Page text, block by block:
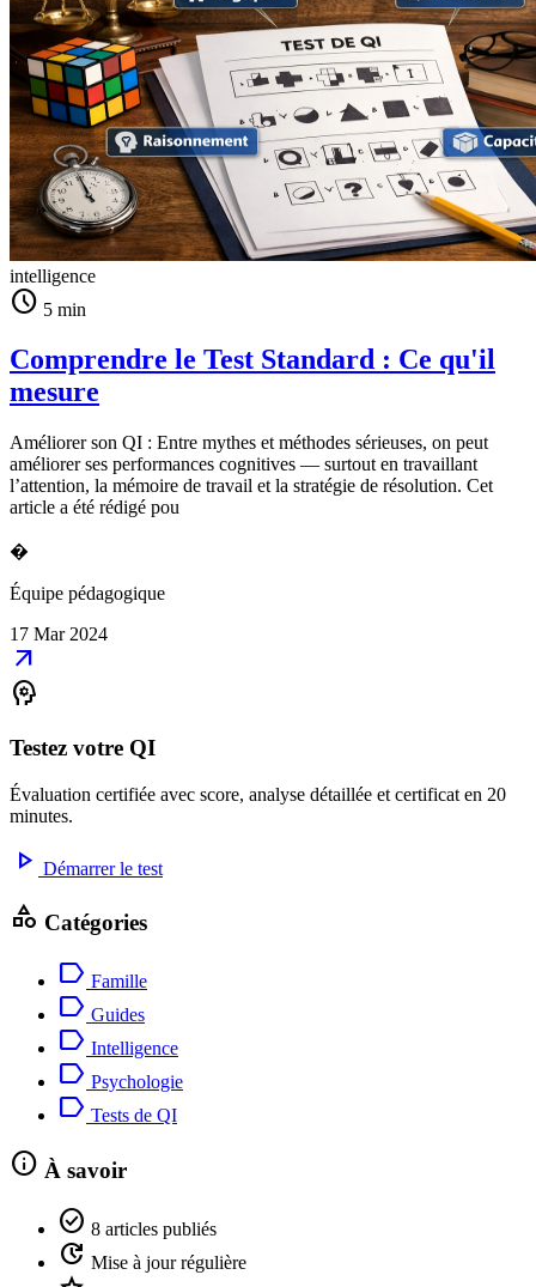
intelligence
schedule 5 min
Comprendre le Test Standard : Ce qu'il
mesure
Améliorer son QI : Entre mythes et méthodes sérieuses, on peut
améliorer ses performances cognitives — surtout en travaillant
l’attention, la mémoire de travail et la stratégie de résolution. Cet
article a été rédigé pou
�
Équipe pédagogique
17 Mar 2024
arrow_outward
psychology
Testez votre QI
Évaluation certifiée avec score, analyse détaillée et certificat en 20
minutes.
play_arrow Démarrer le test
category Catégories
label Famille
label Guides
label Intelligence
label Psychologie
label Tests de QI
info À savoir
check_circle 8 articles publiés
update Mise à jourrégulière